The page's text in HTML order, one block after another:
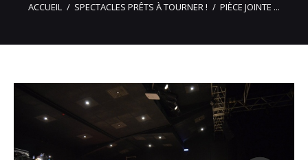
ACCUEIL SPECTACLES PRÊTS À TOURNER ! PIÈCE JOINTE ...